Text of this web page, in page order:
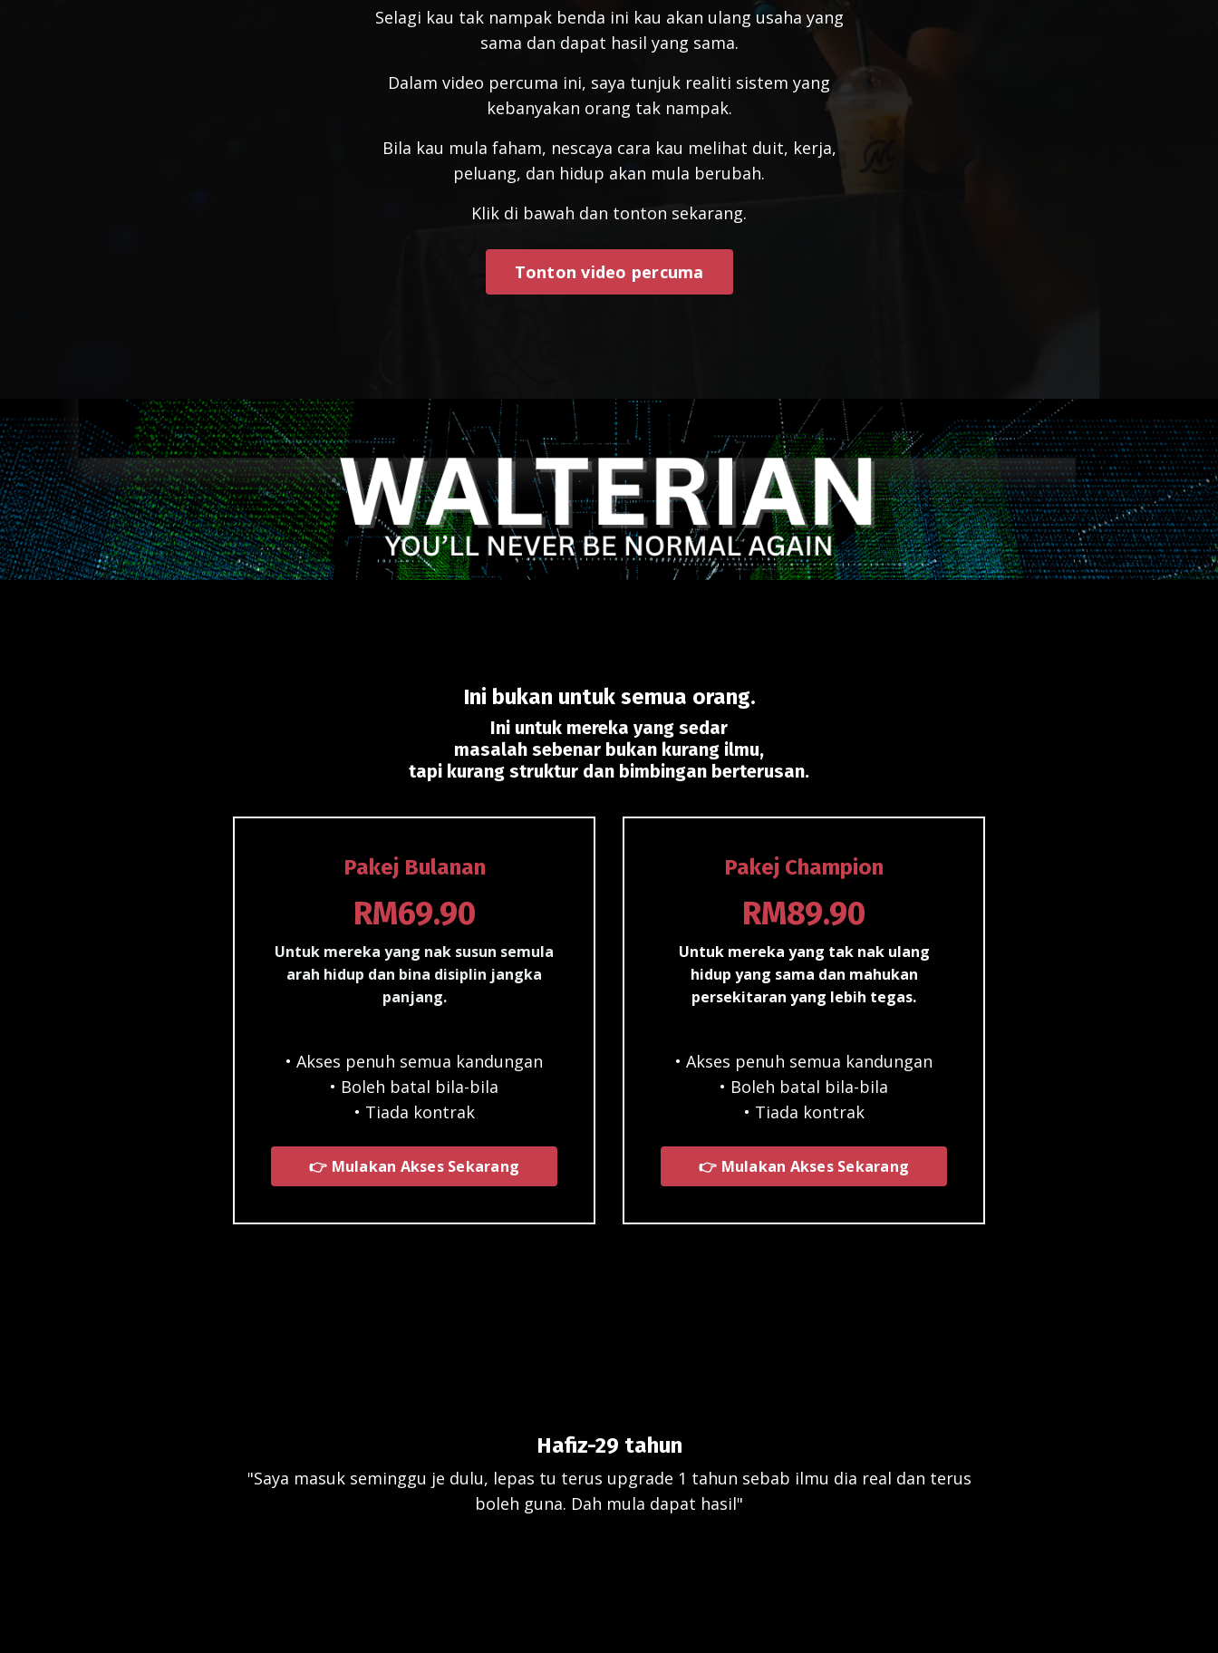
Selagi kau tak nampak benda ini kau akan ulang usaha yang
sama dan dapat hasil yang sama.
Dalam video percuma ini, saya tunjuk realiti sistem yang
kebanyakan orang tak nampak.
Bila kau mula faham, nescaya cara kau melihat duit, kerja,
peluang, dan hidup akan mula berubah.
Klik di bawah dan tonton sekarang.
Tonton video percuma
Ini bukan untuk semua orang.
Ini untuk mereka yang sedar
masalah sebenar bukan kurang ilmu,
tapi kurang struktur dan bimbingan berterusan.
Pakej Bulanan
RM69.90
Untuk mereka yang nak susun semula
arah hidup dan bina disiplin jangka
panjang.
• Akses penuh semua kandungan
• Boleh batal bila-bila
• Tiada kontrak
👉 Mulakan Akses Sekarang
Pakej Champion
RM89.90
Untuk mereka yang tak nak ulang
hidup yang sama dan mahukan
persekitaran yang lebih tegas.
• Akses penuh semua kandungan
• Boleh batal bila-bila
• Tiada kontrak
👉 Mulakan Akses Sekarang
Hafiz-29 tahun
"Saya masuk seminggu je dulu, lepas tu terus upgrade 1 tahun sebab ilmu dia real dan terus
boleh guna. Dah mula dapat hasil"